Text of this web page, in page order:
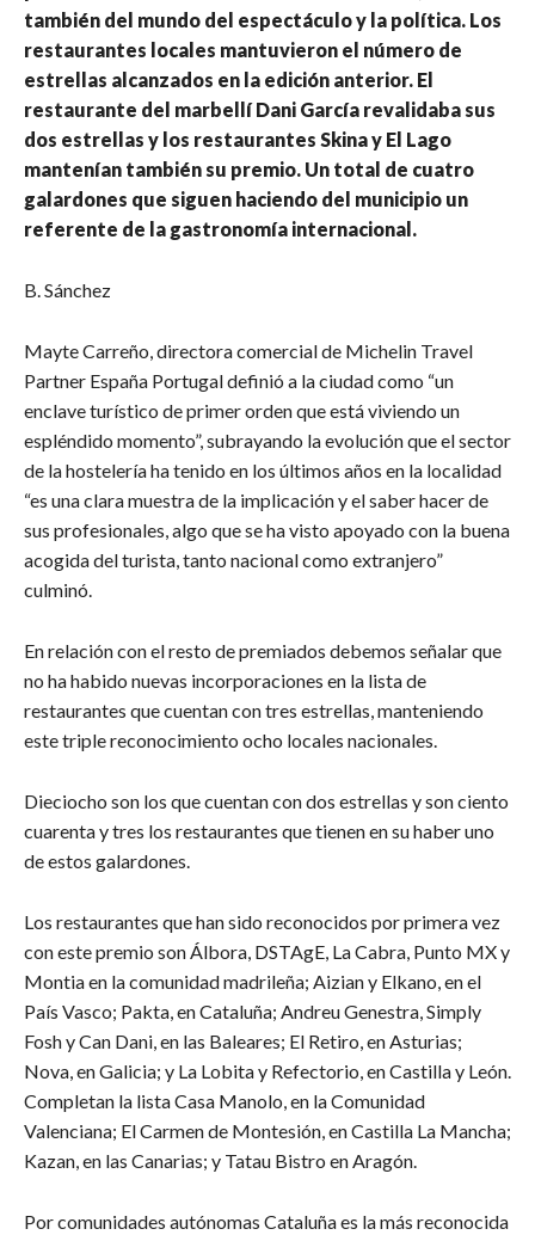
también del mundo del espectáculo y la política. Los
restaurantes locales mantuvieron el número de
estrellas alcanzados en la edición anterior. El
restaurante del marbellí Dani García revalidaba sus
dos estrellas y los restaurantes Skina y El Lago
mantenían también su premio. Un total de cuatro
galardones que siguen haciendo del municipio un
referente de la gastronomía internacional.
B. Sánchez
Mayte Carreño, directora comercial de Michelin Travel
Partner España Portugal definió a la ciudad como “un
enclave turístico de primer orden que está viviendo un
espléndido momento”, subrayando la evolución que el sector
de la hostelería ha tenido en los últimos años en la localidad
“es una clara muestra de la implicación y el saber hacer de
sus profesionales, algo que se ha visto apoyado con la buena
acogida del turista, tanto nacional como extranjero”
culminó.
En relación con el resto de premiados debemos señalar que
no ha habido nuevas incorporaciones en la lista de
restaurantes que cuentan con tres estrellas, manteniendo
este triple reconocimiento ocho locales nacionales.
Dieciocho son los que cuentan con dos estrellas y son ciento
cuarenta y tres los restaurantes que tienen en su haber uno
de estos galardones.
Los restaurantes que han sido reconocidos por primera vez
con este premio son Álbora, DSTAgE, La Cabra, Punto MX y
Montia en la comunidad madrileña; Aizian y Elkano, en el
País Vasco; Pakta, en Cataluña; Andreu Genestra, Simply
Fosh y Can Dani, en las Baleares; El Retiro, en Asturias;
Nova, en Galicia; y La Lobita y Refectorio, en Castilla y León.
Completan la lista Casa Manolo, en la Comunidad
Valenciana; El Carmen de Montesión, en Castilla La Mancha;
Kazan, en las Canarias; y Tatau Bistro en Aragón.
Por comunidades autónomas Cataluña es la más reconocida